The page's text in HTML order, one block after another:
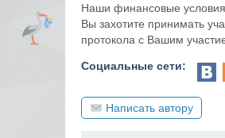
Наши финансовые
Вы захотите принимать
протокола с Вашим
Социальные сети:
Написать автору